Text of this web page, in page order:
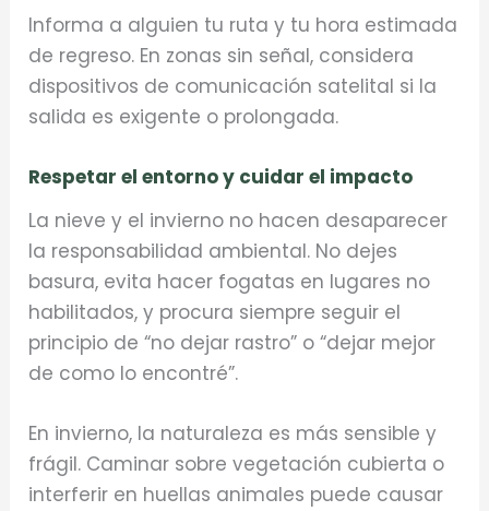
Informa a alguien tu ruta y tu hora estimada
de regreso. En zonas sin señal, considera
dispositivos de comunicación satelital si la
salida es exigente o prolongada.
Respetar el entorno y cuidar el impacto
La nieve y el invierno no hacen desaparecer
la responsabilidad ambiental. No dejes
basura, evita hacer fogatas en lugares no
habilitados, y procura siempre seguir el
principio de “no dejar rastro” o “dejar mejor
de como lo encontré”.
En invierno, la naturaleza es más sensible y
frágil. Caminar sobre vegetación cubierta o
interferir en huellas animales puede causar